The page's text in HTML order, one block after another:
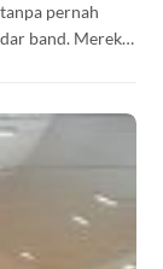
pernah
band. Mereka